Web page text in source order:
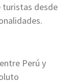
turistas desde
Perú y